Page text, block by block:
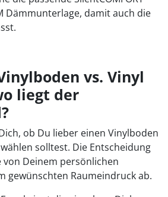
Dämmunterlage, damit auch die
vs. Vinyl
liegt der
ob Du lieber einen Vinylboden
solltest. Die Entscheidung
Deinem persönlichen
gewünschten Raumeindruck ab.